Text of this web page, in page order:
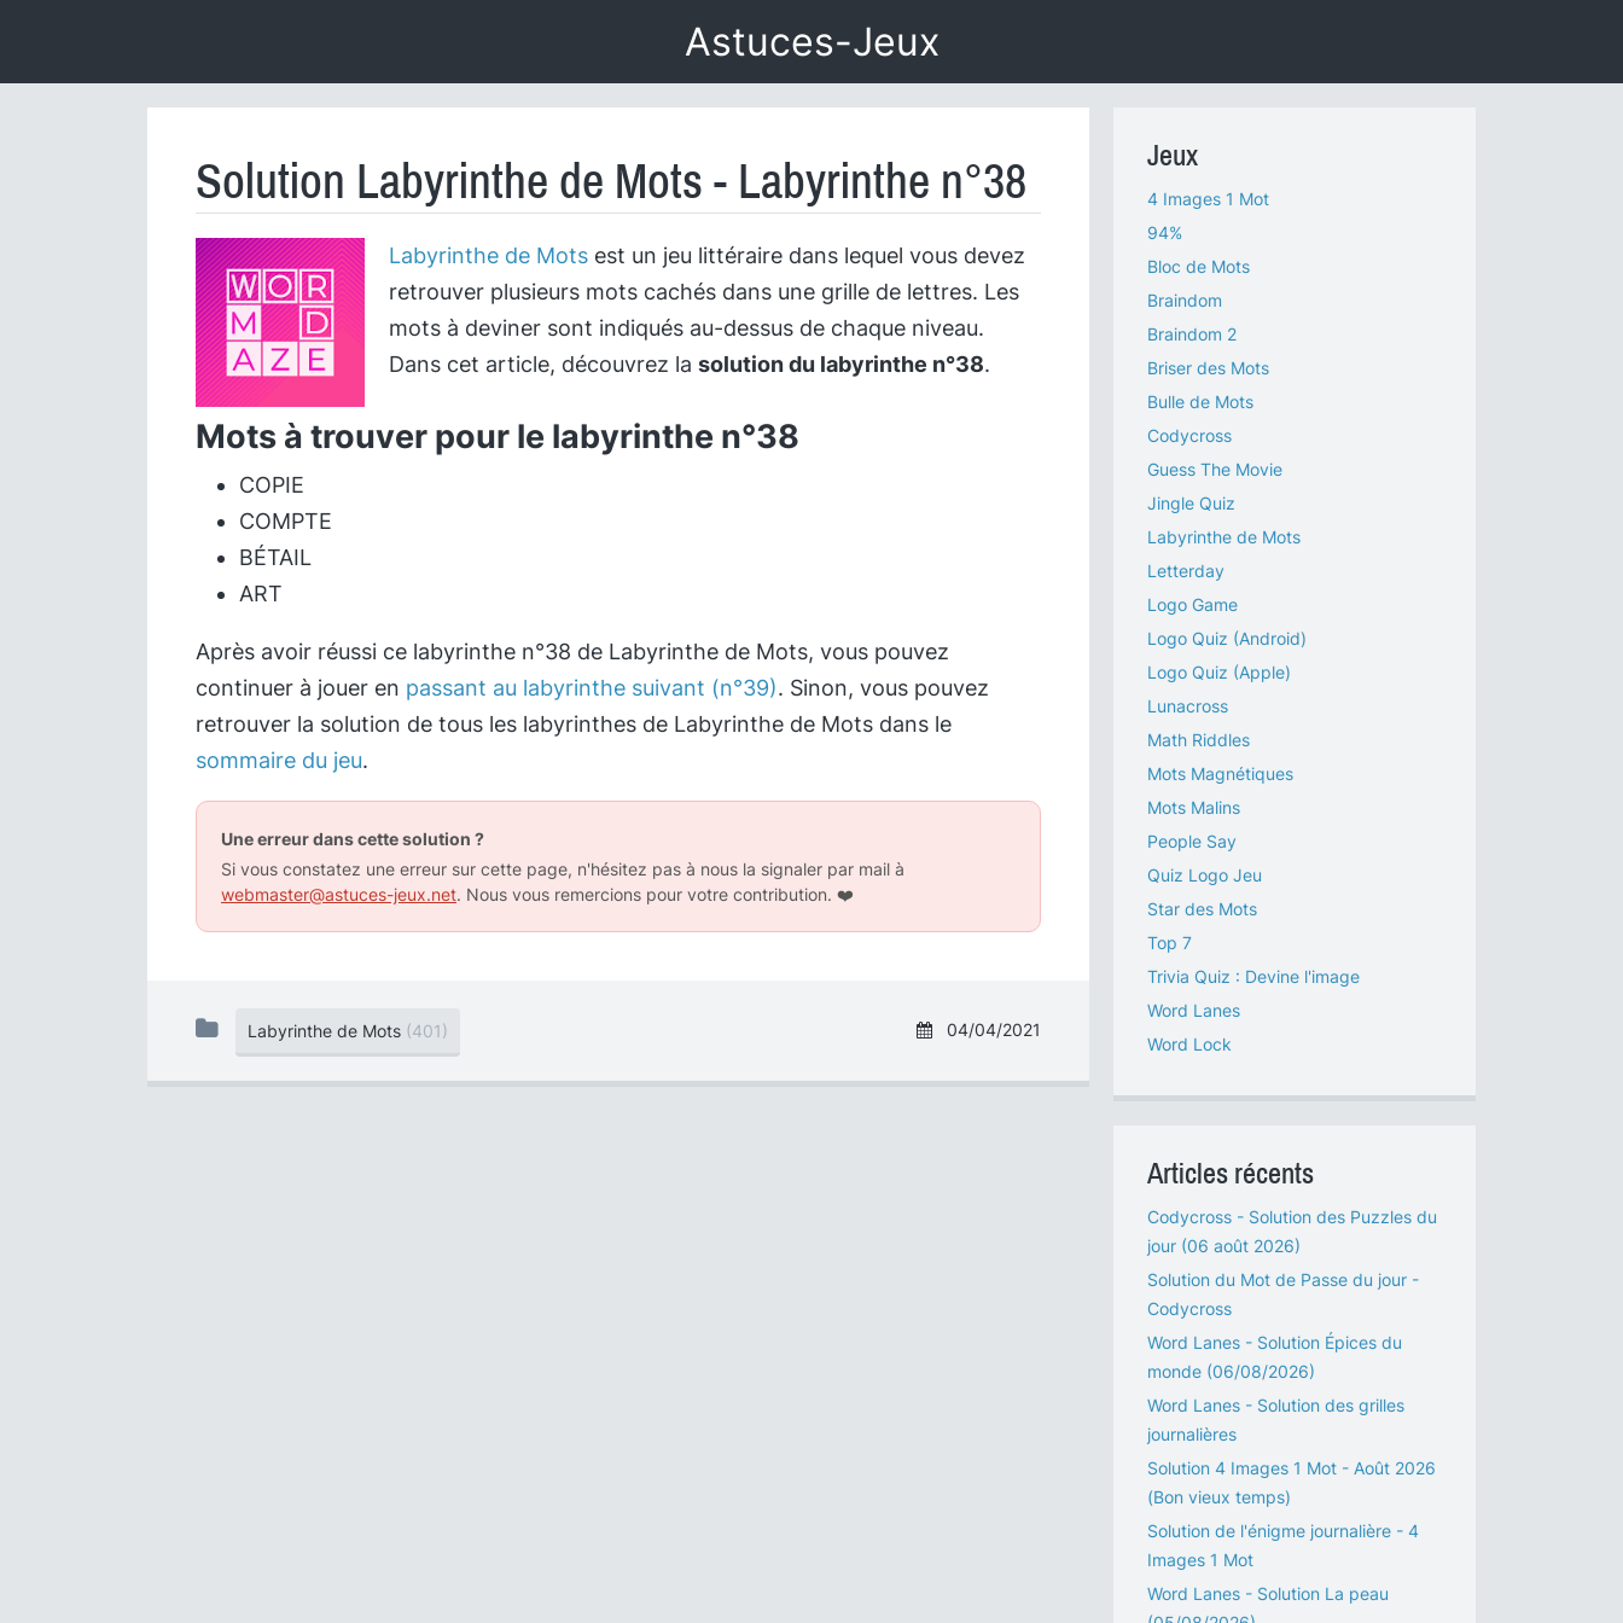
Astuces-Jeux
Solution Labyrinthe de Mots - Labyrinthe n°38
Labyrinthe de Mots est un jeu littéraire dans lequel vous devez
retrouver plusieurs mots cachés dans une grille de lettres. Les
mots à deviner sont indiqués au-dessus de chaque niveau.
Dans cet article, découvrez la solution du labyrinthe n°38.
Mots à trouver pour le labyrinthe n°38
COPIE
COMPTE
BÉTAIL
ART
Après avoir réussi ce labyrinthe n°38 de Labyrinthe de Mots, vous pouvez
continuer à jouer en passant au labyrinthe suivant (n°39). Sinon, vous pouvez
retrouver la solution de tous les labyrinthes de Labyrinthe de Mots dans le
sommaire du jeu.
Une erreur dans cette solution ?
Si vous constatez une erreur sur cette page, n'hésitez pas à nous la signaler par mail à
webmaster@astuces-jeux.net. Nous vous remercions pour votre contribution. ❤️
04/04/2021
Labyrinthe de Mots (401)
Jeux
4 Images 1 Mot
94%
Bloc de Mots
Braindom
Braindom 2
Briser des Mots
Bulle de Mots
Codycross
Guess The Movie
Jingle Quiz
Labyrinthe de Mots
Letterday
Logo Game
Logo Quiz (Android)
Logo Quiz (Apple)
Lunacross
Math Riddles
Mots Magnétiques
Mots Malins
People Say
Quiz Logo Jeu
Star des Mots
Top 7
Trivia Quiz : Devine l'image
Word Lanes
Word Lock
Articles récents
Codycross - Solution des Puzzles du
jour (06 août 2026)
Solution du Mot de Passe du jour -
Codycross
Word Lanes - Solution Épices du
monde (06/08/2026)
Word Lanes - Solution des grilles
journalières
Solution 4 Images 1 Mot - Août 2026
(Bon vieux temps)
Solution de l'énigme journalière - 4
Images 1 Mot
Word Lanes - Solution La peau